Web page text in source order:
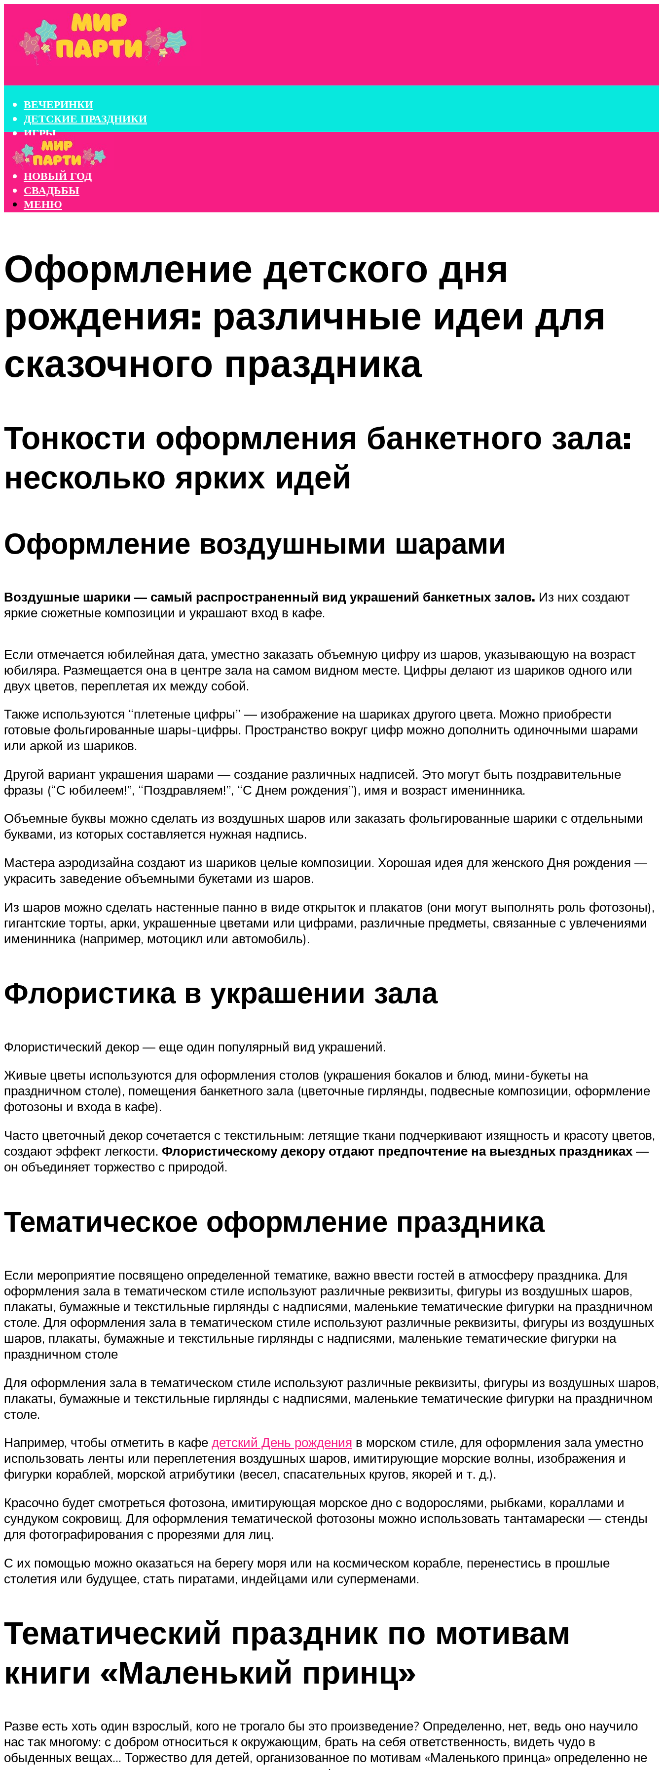
ВЕЧЕРИНКИ
ДЕТСКИЕ ПРАЗДНИКИ
ИГРЫ
КОНКУРСЫ
КОРПОРАТИВЫ
НОВЫЙ ГОД
СВАДЬБЫ
МЕНЮ
Оформление детского дня
рождения: различные идеи для
сказочного праздника
Тонкости оформления банкетного зала:
несколько ярких идей
Оформление воздушными шарами
Воздушные шарики — самый распространенный вид украшений банкетных залов. Из них создают
яркие сюжетные композиции и украшают вход в кафе.
Если отмечается юбилейная дата, уместно заказать объемную цифру из шаров, указывающую на возраст
юбиляра. Размещается она в центре зала на самом видном месте. Цифры делают из шариков одного или
двух цветов, переплетая их между собой.
Также используются “плетеные цифры” — изображение на шариках другого цвета. Можно приобрести
готовые фольгированные шары-цифры. Пространство вокруг цифр можно дополнить одиночными шарами
или аркой из шариков.
Другой вариант украшения шарами — создание различных надписей. Это могут быть поздравительные
фразы (“С юбилеем!”, “Поздравляем!”, “С Днем рождения”), имя и возраст именинника.
Объемные буквы можно сделать из воздушных шаров или заказать фольгированные шарики с отдельными
буквами, из которых составляется нужная надпись.
Мастера аэродизайна создают из шариков целые композиции. Хорошая идея для женского Дня рождения —
украсить заведение объемными букетами из шаров.
Из шаров можно сделать настенные панно в виде открыток и плакатов (они могут выполнять роль фотозоны),
гигантские торты, арки, украшенные цветами или цифрами, различные предметы, связанные с увлечениями
именинника (например, мотоцикл или автомобиль).
Флористика в украшении зала
Флористический декор — еще один популярный вид украшений.
Живые цветы используются для оформления столов (украшения бокалов и блюд, мини-букеты на
праздничном столе), помещения банкетного зала (цветочные гирлянды, подвесные композиции, оформление
фотозоны и входа в кафе).
Часто цветочный декор сочетается с текстильным: летящие ткани подчеркивают изящность и красоту цветов,
создают эффект легкости. Флористическому декору отдают предпочтение на выездных праздниках —
он объединяет торжество с природой.
Тематическое оформление праздника
Если мероприятие посвящено определенной тематике, важно ввести гостей в атмосферу праздника. Для
оформления зала в тематическом стиле используют различные реквизиты, фигуры из воздушных шаров,
плакаты, бумажные и текстильные гирлянды с надписями, маленькие тематические фигурки на праздничном
столе. Для оформления зала в тематическом стиле используют различные реквизиты, фигуры из воздушных
шаров, плакаты, бумажные и текстильные гирлянды с надписями, маленькие тематические фигурки на
праздничном столе
Для оформления зала в тематическом стиле используют различные реквизиты, фигуры из воздушных шаров,
плакаты, бумажные и текстильные гирлянды с надписями, маленькие тематические фигурки на праздничном
столе.
Например, чтобы отметить в кафе детский День рождения в морском стиле, для оформления зала уместно
использовать ленты или переплетения воздушных шаров, имитирующие морские волны, изображения и
фигурки кораблей, морской атрибутики (весел, спасательных кругов, якорей и т. д.).
Красочно будет смотреться фотозона, имитирующая морское дно с водорослями, рыбками, кораллами и
сундуком сокровищ. Для оформления тематической фотозоны можно использовать тантамарески — стенды
для фотографирования с прорезями для лиц.
С их помощью можно оказаться на берегу моря или на космическом корабле, перенестись в прошлые
столетия или будущее, стать пиратами, индейцами или суперменами.
Тематический праздник по мотивам
книги «Маленький принц»
Разве есть хоть один взрослый, кого не трогало бы это произведение? Определенно, нет, ведь оно научило
нас так многому: с добром относиться к окружающим, брать на себя ответственность, видеть чудо в
обыденных вещах… Торжество для детей, организованное по мотивам «Маленького принца» определенно не